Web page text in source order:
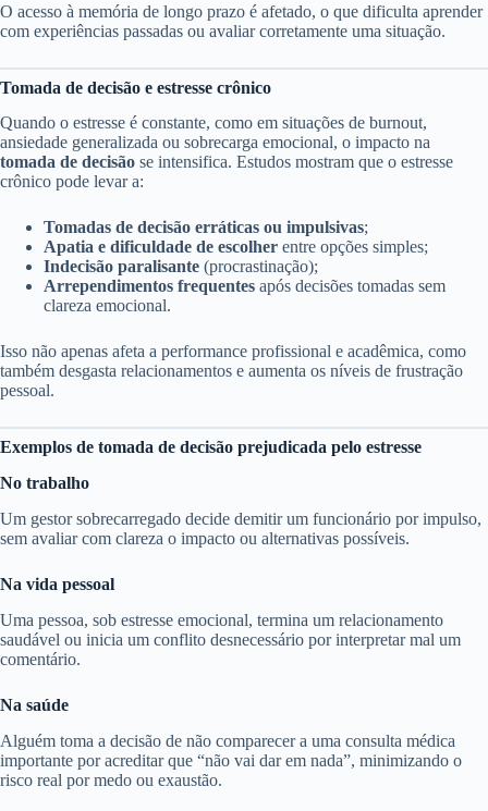
O acesso à memória de longo prazo é afetado, o que dificulta aprender
com experiências passadas ou avaliar corretamente uma situação.
Tomada de decisão e estresse crônico
Quando o estresse é constante, como em situações de burnout,
ansiedade generalizada ou sobrecarga emocional, o impacto na
tomada de decisão se intensifica. Estudos mostram que o estresse
crônico pode levar a:
Tomadas de decisão erráticas ou impulsivas;
Apatia e dificuldade de escolher entre opções simples;
Indecisão paralisante (procrastinação);
Arrependimentos frequentes após decisões tomadas sem
clareza emocional.
Isso não apenas afeta a performance profissional e acadêmica, como
também desgasta relacionamentos e aumenta os níveis de frustração
pessoal.
Exemplos de tomada de decisão prejudicada pelo estresse
No trabalho
Um gestor sobrecarregado decide demitir um funcionário por impulso,
sem avaliar com clareza o impacto ou alternativas possíveis.
Na vida pessoal
Uma pessoa, sob estresse emocional, termina um relacionamento
saudável ou inicia um conflito desnecessário por interpretar mal um
comentário.
Na saúde
Alguém toma a decisão de não comparecer a uma consulta médica
importante por acreditar que “não vai dar em nada”, minimizando o
risco real por medo ou exaustão.